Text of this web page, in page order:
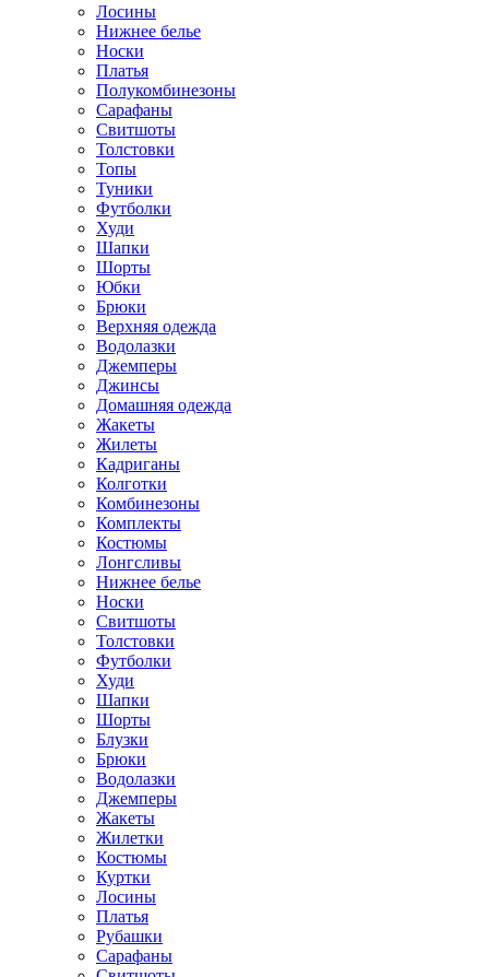
Лосины
Нижнее белье
Носки
Платья
Полукомбинезоны
Сарафаны
Свитшоты
Толстовки
Топы
Туники
Футболки
Худи
Шапки
Шорты
Юбки
Брюки
Верхняя одежда
Водолазки
Джемперы
Джинсы
Домашняя одежда
Жакеты
Жилеты
Кадриганы
Колготки
Комбинезоны
Комплекты
Костюмы
Лонгсливы
Нижнее белье
Носки
Свитшоты
Толстовки
Футболки
Худи
Шапки
Шорты
Блузки
Брюки
Водолазки
Джемперы
Жакеты
Жилетки
Костюмы
Куртки
Лосины
Платья
Рубашки
Сарафаны